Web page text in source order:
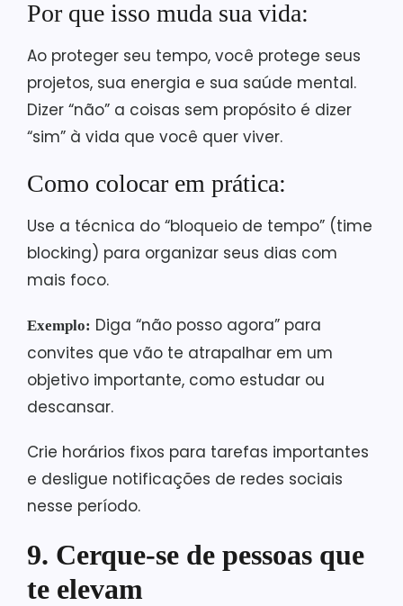
Por que isso muda sua vida:
Ao proteger seu tempo, você protege seus
projetos, sua energia e sua saúde mental.
Dizer “não” a coisas sem propósito é dizer
“sim” à vida que você quer viver.
Como colocar em prática:
Use a técnica do “bloqueio de tempo” (time
blocking) para organizar seus dias com
mais foco.
Exemplo: Diga “não posso agora” para
convites que vão te atrapalhar em um
objetivo importante, como estudar ou
descansar.
Crie horários fixos para tarefas importantes
e desligue notificações de redes sociais
nesse período.
9. Cerque-se de pessoas que
te elevam